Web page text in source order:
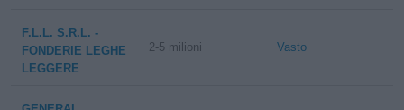
F.L.L. S.R.L. -
FONDERIE LEGHE
LEGGERE
2-5 milioni Vasto